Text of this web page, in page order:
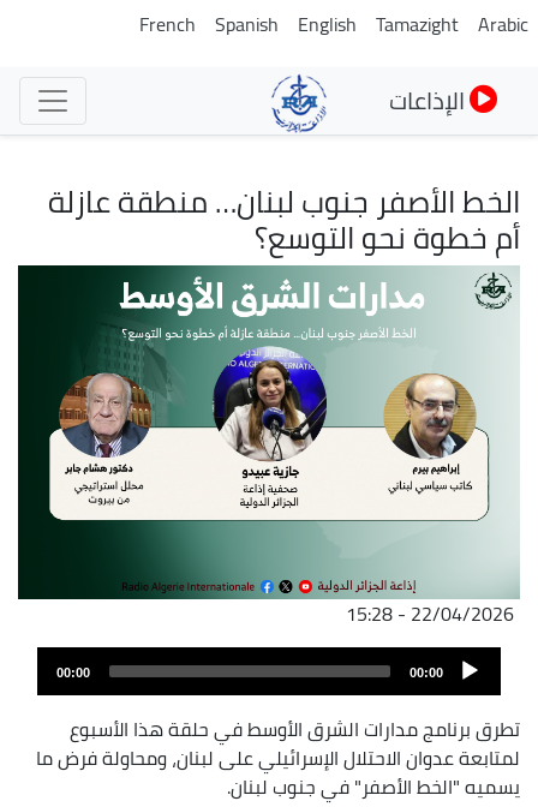
تجاوز
Arabic
Tamazight
English
Spanish
French
الإذاعات
الخط الأصفر جنوب لبنان… منطقة عازلة
أم خطوة نحو التوسع؟
الصورة
22/04/2026 - 15:28
ملف
الصوت
Audio
Player
00:00
00:00
تطرق برنامج مدارات الشرق الأوسط في حلقة هذا الأسبوع
لمتابعة عدوان الاحتلال الإسرائيلي على لبنان، ومحاولة فرض ما
يسميه "الخط الأصفر" في جنوب لبنان.